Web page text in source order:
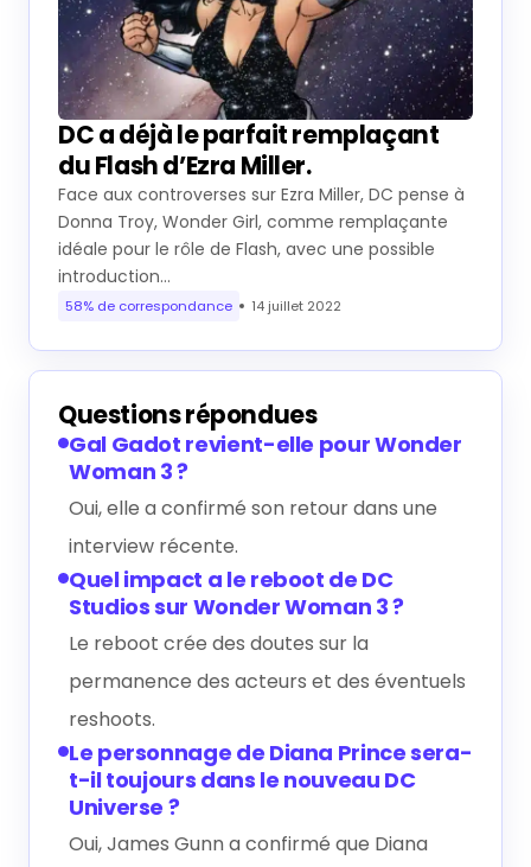
DC a déjà le parfait remplaçant
du Flash d’Ezra Miller.
Face aux controverses sur Ezra Miller, DC pense à
Donna Troy, Wonder Girl, comme remplaçante
idéale pour le rôle de Flash, avec une possible
introduction…
58% de correspondance 14 juillet 2022
Questions répondues
Gal Gadot revient-elle pour Wonder
Woman 3 ?
Oui, elle a confirmé son retour dans une
interview récente.
Quel impact a le reboot de DC
Studios sur Wonder Woman 3 ?
Le reboot crée des doutes sur la
permanence des acteurs et des éventuels
reshoots.
Le personnage de Diana Prince sera-
t-il toujours dans le nouveau DC
Universe ?
Oui, James Gunn a confirmé que Diana